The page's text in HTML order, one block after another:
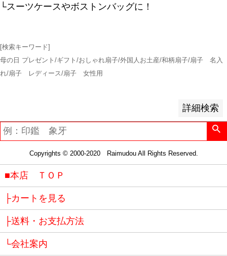
└スーツケースやボストンバッグに！
[検索キーワード]
母の日 プレゼント/ギフト/おしゃれ扇子/外国人お土産/和柄扇子/扇子 名入
れ/扇子 レディース/扇子 女性用
詳細検索
価格が安い順
レビュー順
Copyrights © 2000-2020 Raimudou All Rights Reserved.
■本店 ＴＯＰ
├カートを見る
├送料・お支払方法
└会社案内